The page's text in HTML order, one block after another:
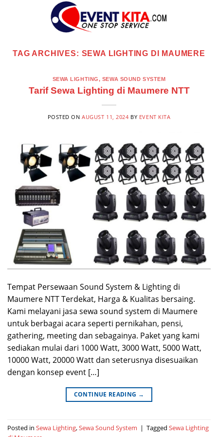
TAG ARCHIVES: SEWA LIGHTING DI MAUMERE
SEWA LIGHTING, SEWA SOUND SYSTEM
Tarif Sewa Lighting di Maumere NTT
POSTED ONAUGUST 11, 2024 BY EVENT KITA
Tempat Persewaan Sound System & Lighting di
Maumere NTT Terdekat, Harga & Kualitas bersaing.
Kami melayani jasa sewa sound system di Maumere
untuk berbagai acara seperti pernikahan, pensi,
gathering, meeting dan sebagainya. Paket yang kami
sediakan mulai dari 1000 Watt, 3000 Watt, 5000 Watt,
10000 Watt, 20000 Watt dan seterusnya disesuaikan
dengan konsep event […]
CONTINUE READING →
Posted in Sewa Lighting,Sewa Sound System | Tagged Sewa Lighting